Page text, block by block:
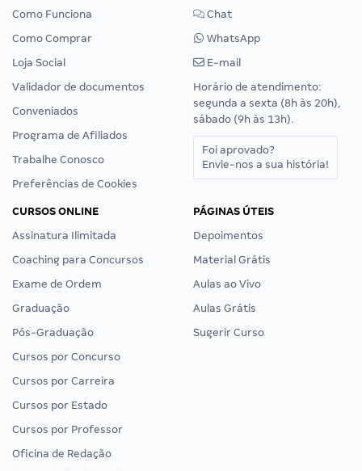
Como Funciona
Como Comprar
Loja Social
Validador de documentos
Conveniados
Programa de Afiliados
Trabalhe Conosco
Preferências de Cookies
Chat
WhatsApp
E-mail
Horário de atendimento:
segunda a sexta (8h às 20h),
sábado (9h às 13h).
Foi aprovado?
Envie-nos a sua história!
CURSOS ONLINE
Assinatura Ilimitada
Coaching para Concursos
Exame de Ordem
Graduação
Pós-Graduação
Cursos por Concurso
Cursos por Carreira
Cursos por Estado
Cursos por Professor
Oficina de Redação
PÁGINAS ÚTEIS
Depoimentos
Material Grátis
Aulas ao Vivo
Aulas Grátis
Sugerir Curso